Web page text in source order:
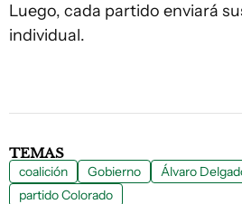
Luego, cada partido enviará
individual.
TEMAS
coalición Gobierno Álvaro
partido Colorado